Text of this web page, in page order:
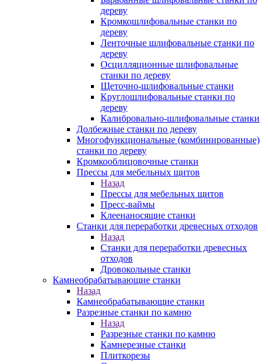
дереву
Кромкошлифовальные станки по
дереву
Ленточные шлифовальные станки по
дереву
Осцилляционные шлифовальные
станки по дереву
Щеточно-шлифовальные станки
Круглошлифовальные станки по
дереву
Калибровально-шлифовальные станки
Долбежные станки по дереву
Многофункциональные (комбинированные)
станки по дереву
Кромкооблицовочные станки
Прессы для мебельных щитов
Назад
Прессы для мебельных щитов
Пресс-ваймы
Клеенаносящие станки
Станки для переработки древесных отходов
Назад
Станки для переработки древесных
отходов
Дровокольные станки
Камнеобрабатывающие станки
Назад
Камнеобрабатывающие станки
Разрезные станки по камню
Назад
Разрезные станки по камню
Камнерезные станки
Плиткорезы